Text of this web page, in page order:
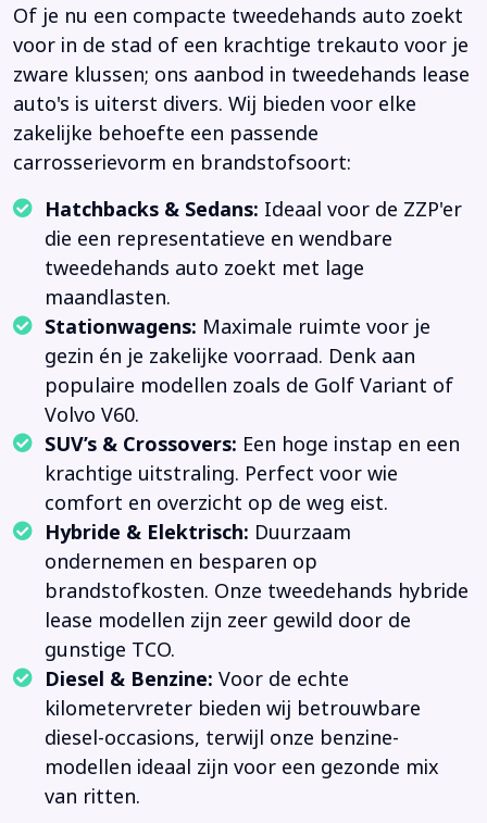
Of je nu een compacte tweedehands auto zoekt
voor in de stad of een krachtige trekauto voor je
zware klussen; ons aanbod in tweedehands lease
auto's is uiterst divers. Wij bieden voor elke
zakelijke behoefte een passende
carrosserievorm en brandstofsoort:
Hatchbacks & Sedans: Ideaal voor de ZZP'er
die een representatieve en wendbare
tweedehands auto zoekt met lage
maandlasten.
Stationwagens: Maximale ruimte voor je
gezin én je zakelijke voorraad. Denk aan
populaire modellen zoals de Golf Variant of
Volvo V60.
SUV’s & Crossovers: Een hoge instap en een
krachtige uitstraling. Perfect voor wie
comfort en overzicht op de weg eist.
Hybride & Elektrisch: Duurzaam
ondernemen en besparen op
brandstofkosten. Onze tweedehands hybride
lease modellen zijn zeer gewild door de
gunstige TCO.
Diesel & Benzine: Voor de echte
kilometervreter bieden wij betrouwbare
diesel-occasions, terwijl onze benzine-
modellen ideaal zijn voor een gezonde mix
van ritten.